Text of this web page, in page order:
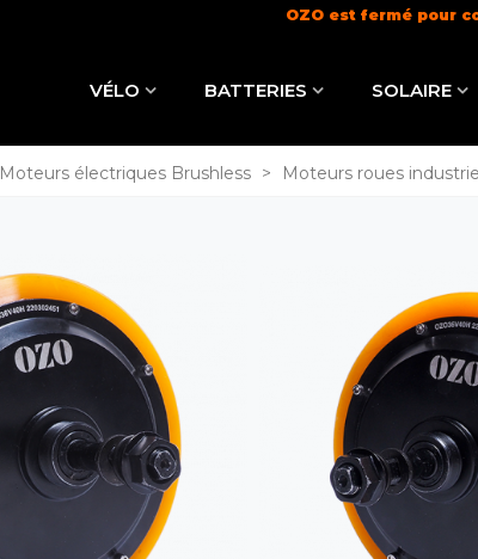
OZO est fermé pour
VÉLO BATTERIES SOLAIRE
Moteurs électriques Brushless > Moteurs roues